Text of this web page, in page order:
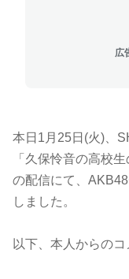
広
本日1月25日(火)、
「久保怜音の高校
の配信にて、
しました。
以下、本人からの